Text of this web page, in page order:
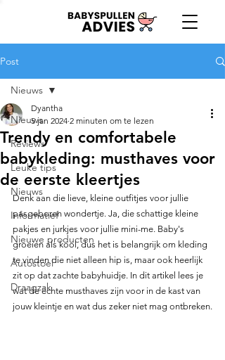
Post
Nieuws
Reviews
Leuke tips
Nieuws
Informatief
Nieuwe producten
Autostoel
Draagzak
Nieuws
Trendy en comfortabele
babykleding: musthaves voor
de eerste kleertjes
Dyantha
5 jan 2024 2 minuten om te lezen
Denk aan die lieve, kleine outfitjes voor jullie
pasgeboren wondertje. Ja, die schattige kleine
pakjes en jurkjes voor jullie mini-me. Baby's
groeien als kool, dus het is belangrijk om kleding
te vinden die niet alleen hip is, maar ook heerlijk
zit op dat zachte babyhuidje. In dit artikel lees je
wat de échte musthaves zijn voor in de kast van
jouw kleintje en wat dus zeker niet mag ontbreken.